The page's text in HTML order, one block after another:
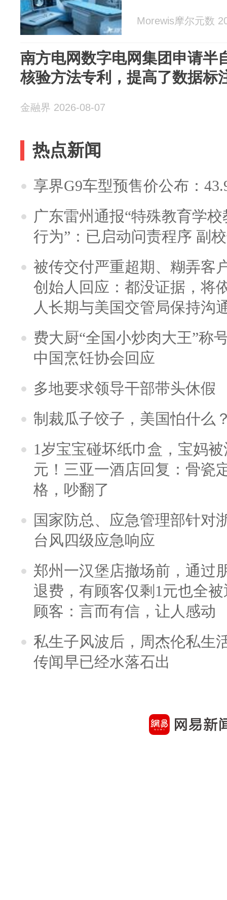
Morewis摩尔元数
南方电网数字电网集团申请半
核验方法专利，提高了数据标
金融界 2026-08-07
热点新闻
享界G9车型预售价公布：
广东雷州通报“特殊教育学
行为”：已启动问责程序 副
被传交付严重超期、糊弄客
创始人回应：都没证据，将
人长期与美国交管局保持沟
费大厨“全国小炒肉大王”称
中国烹饪协会回应
多地要求领导干部带头休假
制裁瓜子饺子，美国怕什么
1岁宝宝碰坏纸巾盒，宝妈
元！三亚一酒店回复：骨瓷
格，吵翻了
国家防总、应急管理部针对
台风四级应急响应
郑州一汉堡店撤场前，通过
退费，有顾客仅剩1元也全
顾客：言而有信，让人感动
私生子风波后，周杰伦私生
传闻早已经水落石出